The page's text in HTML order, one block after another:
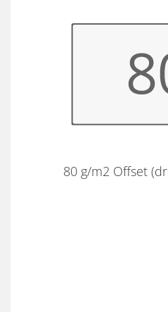
80 g/m2 Offset